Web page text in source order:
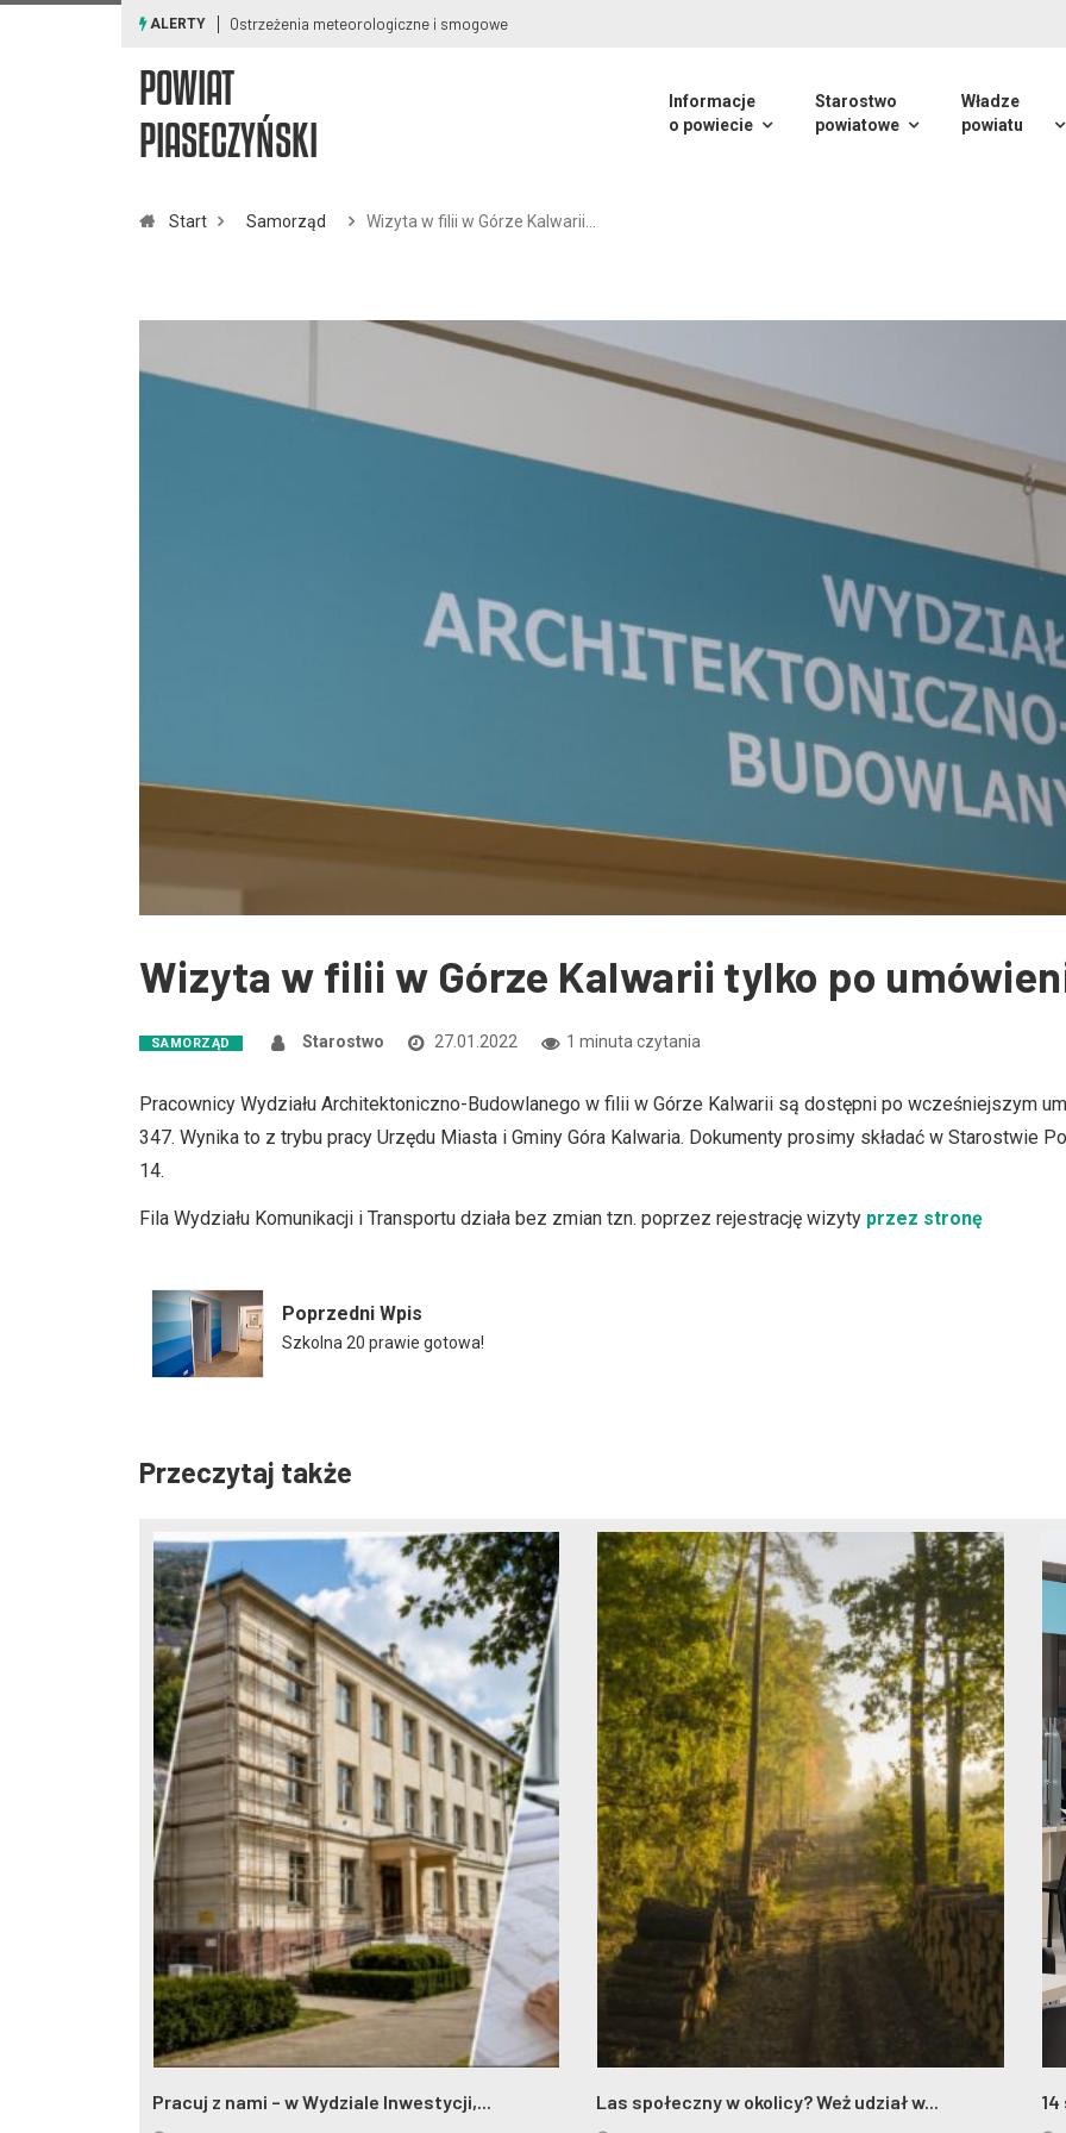
ALERTY Ostrzeżenia meteorologiczne i smogowe
POWIAT
PIASECZYŃSKI
Informacje
o powiecie
Starostwo
powiatowe
Władze
powiatu
Start Samorząd Wizyta w filii w Górze Kalwarii…
Wizyta w filii w Górze Kalwarii tylko po
SAMORZĄD Starostwo 27.01.2022 1 minuta czytania
Pracownicy Wydziału Architektoniczno-Budowlanego w filii w Górze Kalwarii są dostępni po wcześniejszym
347. Wynika to z trybu pracy Urzędu Miasta i Gminy Góra Kalwaria. Dokumenty prosimy składać w Starostwie
14.
Fila Wydziału Komunikacji i Transportu działa bez zmian tzn. poprzez rejestrację wizyty przez stronę
Poprzedni Wpis
Szkolna 20 prawie gotowa!
Przeczytaj także
Pracuj z nami – w Wydziale Inwestycji,... Las społeczny w okolicy? Weż udział w...